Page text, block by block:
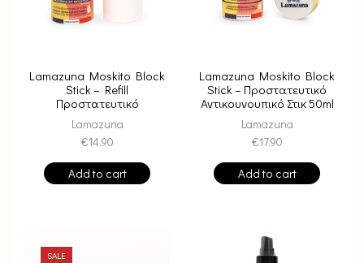
Lamazuna Moskito Block
Stick – Refill
Προστατευτικό
Αντικουνουπικό Στικ 50ml
Lamazuna
€14.90
Add to cart
Lamazuna Moskito Block
Stick – Προστατευτικό
Αντικουνουπικό Στικ 50ml
Lamazuna
€17.90
Add to cart
SALE